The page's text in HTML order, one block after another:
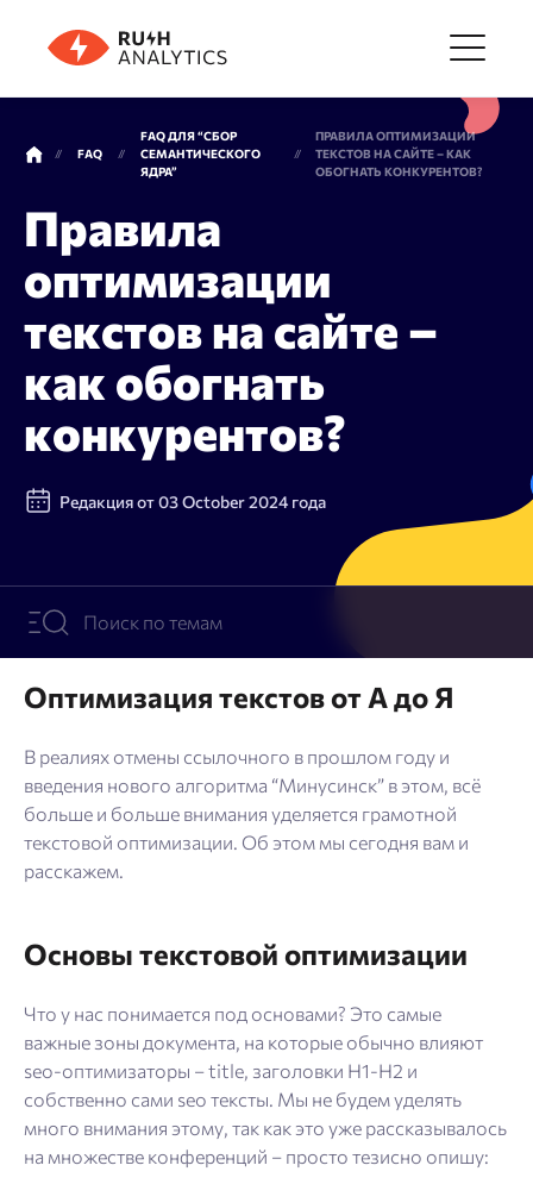
Инструменты
FAQ
Цены
О компании
SEO продвижение
Войти Попробовать бесплатно
FAQ
FAQ ДЛЯ “СБОР
СЕМАНТИЧЕСКОГО
ЯДРА”
ПРАВИЛА ОПТИМИЗАЦИИ
ТЕКСТОВ НА САЙТЕ – КАК
ОБОГНАТЬ КОНКУРЕНТОВ?
Правила
оптимизации
текстов на сайте –
как обогнать
конкурентов?
Редакция от 03 October 2024 года
Оптимизация текстов от А до Я
В реалиях отмены ссылочного в прошлом году и
введения нового алгоритма “Минусинск” в этом, всё
больше и больше внимания уделяется грамотной
текстовой оптимизации. Об этом мы сегодня вам и
расскажем.
Основы текстовой оптимизации
Что у нас понимается под основами? Это самые
важные зоны документа, на которые обычно влияют
seo-оптимизаторы – title, заголовки H1-H2 и
собственно сами seo тексты. Мы не будем уделять
много внимания этому, так как это уже рассказывалось
на множестве конференций – просто тезисно опишу: